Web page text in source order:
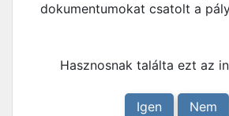
dokumentumokat csatolt a
Hasznosnak találta ezt az
Igen Nem